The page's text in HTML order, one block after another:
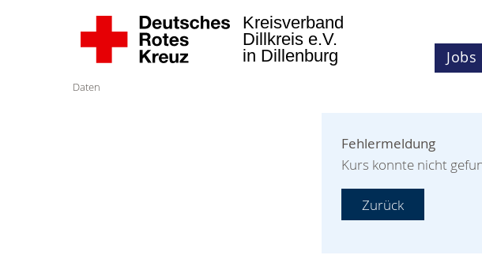
Jobs
Kreisverband
Dillkreis e.V.
in Dillenburg
Daten
Fehlermeldung
Kurs konnte nicht